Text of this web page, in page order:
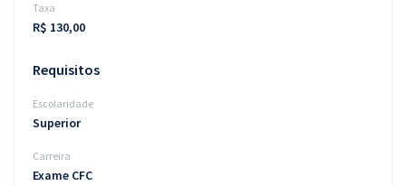
Taxa
R$ 130,00
Requisitos
Escolaridade
Superior
Carreira
Exame CFC